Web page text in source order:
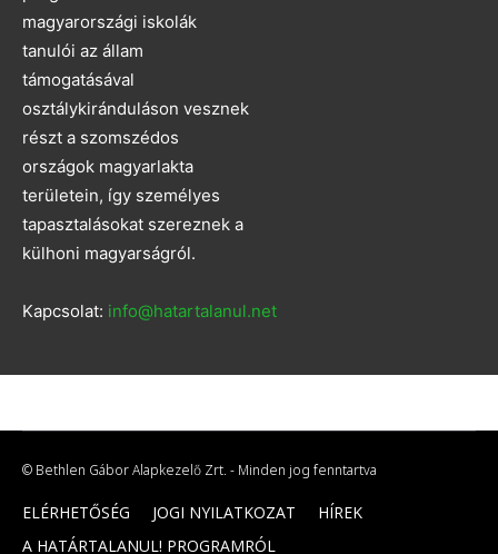
magyarországi iskolák
tanulói az állam
támogatásával
osztálykiránduláson vesznek
részt a szomszédos
országok magyarlakta
területein, így személyes
tapasztalásokat szereznek a
külhoni magyarságról.
Kapcsolat: info@hatartalanul.net
© Bethlen Gábor Alapkezelő Zrt. - Minden jog fenntartva
ELÉRHETŐSÉG JOGI NYILATKOZAT
HÍREK
A HATÁRTALANUL! PROGRAMRÓL